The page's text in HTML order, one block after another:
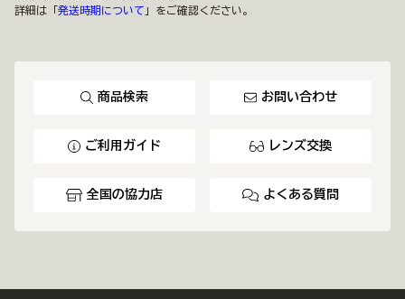
詳細は「 発送時期について 」をご確認ください。
商品検索 お問い合わせ
ご利用ガイド レンズ交換
全国の協力店 よくある質問